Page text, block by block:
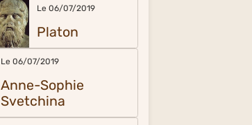
Le 06/07/2019
Platon
Le 06/07/2019
Anne-Sophie
Svetchina